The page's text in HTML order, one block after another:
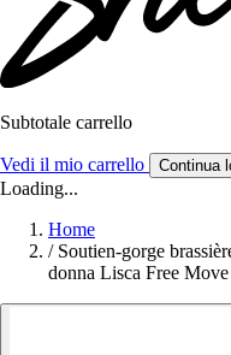
Subtotale carrello
Vedi il mio carrello Continua
Loading...
Home
/ Soutien-gorge
donna Lisca Free Move